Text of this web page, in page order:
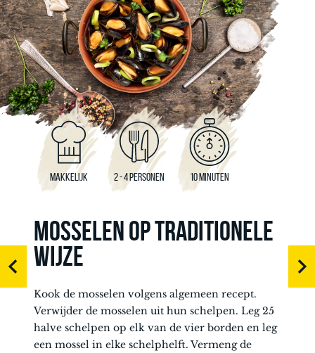
MAKKELIJK 2 - 4 PERSONEN 10 MINUTEN
MOSSELEN OP TRADITIONELE
WIJZE
Kook de mosselen volgens algemeen recept.
Verwijder de mosselen uit hun schelpen. Leg 25
halve schelpen op elk van de vier borden en leg
een mossel in elke schelphelft. Vermeng de